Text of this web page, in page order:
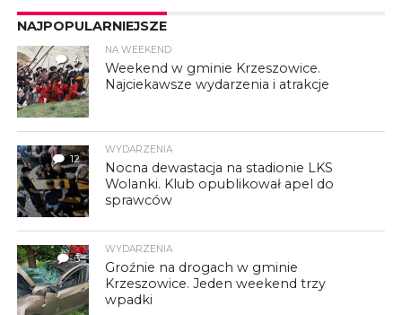
NAJPOPULARNIEJSZE
4
NA WEEKEND
Weekend w gminie Krzeszowice.
Najciekawsze wydarzenia i atrakcje
12
WYDARZENIA
Nocna dewastacja na stadionie LKS
Wolanki. Klub opublikował apel do
sprawców
3
WYDARZENIA
Groźnie na drogach w gminie
Krzeszowice. Jeden weekend trzy
wpadki